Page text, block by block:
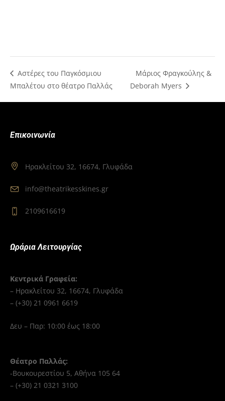
Αστέρες του Παγκόσμιου
Μπαλέτου στο θέατρο Παλλάς
Μάριος Φραγκούλης &
Deborah Myers
Επικοινωνία
Ηρακλείτου 32, 16674, Γλυφάδα
info@theatrikesskines.gr
2109616619
Ωράρια Λειτουργίας
Κεντρικά Γραφεία:
– Ηρακλείτου 32, 16674, Γλυφάδα
– (+30) 21 0961 6619
Δευ – Παρ: 10:00 έως 18:00
Θέατρο Παλλάς:
-Βουκουρεστίου 5, Αθήνα 105 64
– (+30) 21 0321 3100